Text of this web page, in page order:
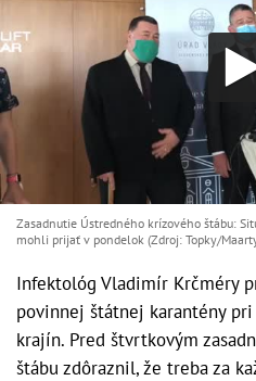
Zasadnutie Ústredného krízového štábu:
mohli prijať v pondelok (Zdroj: Topky/
Infektológ Vladimír Krčméry
povinnej štátnej karantény
krajín. Pred štvrtkovým
štábu zdôraznil, že treba za